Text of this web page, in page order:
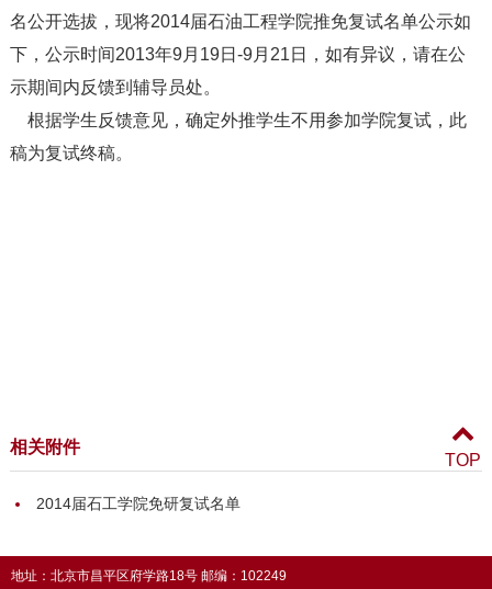
名公开选拔，现将2014届石油工程学院推免复试名单公示如
下，公示时间2013年9月19日-9月21日，如有异议，请在公
示期间内反馈到辅导员处。
根据学生反馈意见，确定外推学生不用参加学院复试，此
稿为复试终稿。
相关附件
2014届石工学院免研复试名单
地址：北京市昌平区府学路18号 邮编：102249
TOP